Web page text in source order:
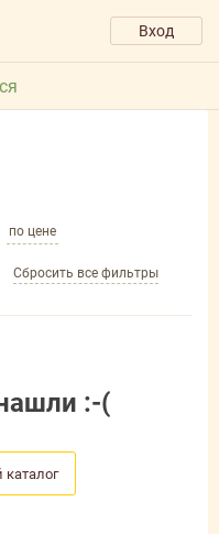
Вход
по цене
Сбросить все фильтры
:-(